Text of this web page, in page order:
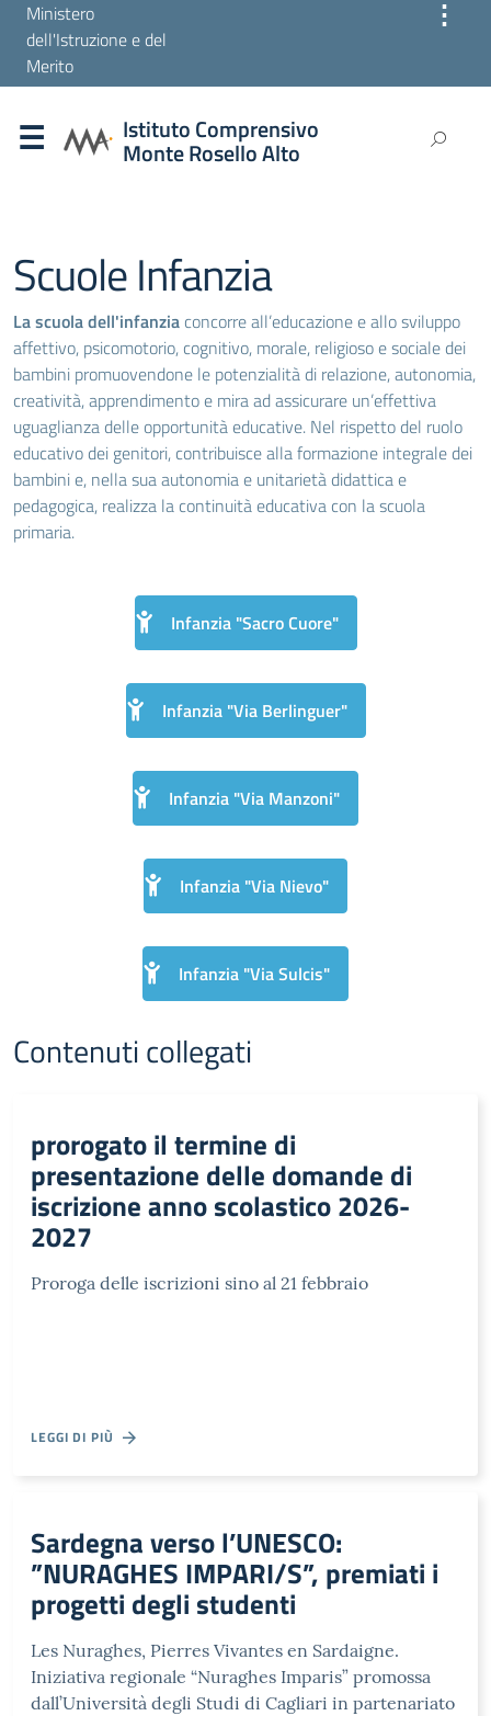
Ministero
dell'Istruzione e del
Merito
⋮
Istituto Comprensivo
Monte Rosello Alto
Scuole Infanzia
La scuola dell'infanzia concorre all’educazione e allo sviluppo
affettivo, psicomotorio, cognitivo, morale, religioso e sociale dei
bambini promuovendone le potenzialità di relazione, autonomia,
creatività, apprendimento e mira ad assicurare un’effettiva
uguaglianza delle opportunità educative. Nel rispetto del ruolo
educativo dei genitori, contribuisce alla formazione integrale dei
bambini e, nella sua autonomia e unitarietà didattica e
pedagogica, realizza la continuità educativa con la scuola
primaria.
Infanzia "Sacro Cuore"
Infanzia "Via Berlinguer"
Infanzia "Via Manzoni"
Infanzia "Via Nievo"
Infanzia "Via Sulcis"
Contenuti collegati
prorogato il termine di
presentazione delle domande di
iscrizione anno scolastico 2026-
2027
Proroga delle iscrizioni sino al 21 febbraio
LEGGI DI PIÙ
Sardegna verso l’UNESCO:
”NURAGHES IMPARI/S”, premiati i
progetti degli studenti
Les Nuraghes, Pierres Vivantes en Sardaigne.
Iniziativa regionale “Nuraghes Imparis” promossa
dall’Università degli Studi di Cagliari in partenariato